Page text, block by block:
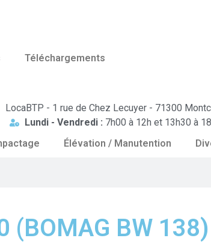
Téléchargements
LocaBTP - 1 rue de Chez Lecuyer - 71300
Lundi - Vendredi : 7h00 à 12h et 13h30 à
Élévation / Manutention
(BOMAG BW 138)